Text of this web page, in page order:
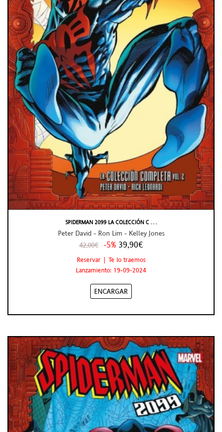
SPIDERMAN 2099 LA COLECCIÓN C . . .
Peter David - Ron Lim - Kelley Jones
42,00€ -5% 39,90€
Reservar | Te lo traemos
Lanzamiento: 19-09-2024
ENCARGAR